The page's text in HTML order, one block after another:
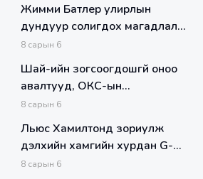
Жимми Батлер улирлын
дундуур солигдох магадлал
маш өндөр байна
8 сарын 6
Шай-ийн зогсоогдошгүй оноо
авалтууд, ОКС-ын
хамгаалалтыг Даллас сэтэлж
8 сарын 6
Льюс Хамилтонд зориулж
дэлхийн хамгийн хурдан G-
Class-ыг зохион бүтээжээ
8 сарын 6